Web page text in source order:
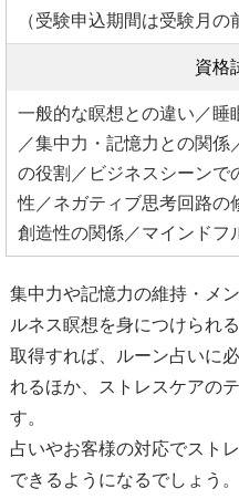
（受験申込期間は受験月の
資格
一般的な瞑想との違い／睡
／集中力・記憶力との関
の役割／ビジネスシーンで
性／ネガティブ思考回路の
創造性の関係／マインドフ
集中力や記憶力の維持・メ
ルネス瞑想を身につけられる
取得すれば、ルーン占いに
れるほか、ストレスケアの
す。
占いやお客様の対応でスト
できるようになるでしょう。